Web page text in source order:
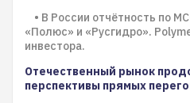
• В России отчётность по
«Полюс» и «Русгидро».
инвестора.
Отечественный рынок
перспективы прямых